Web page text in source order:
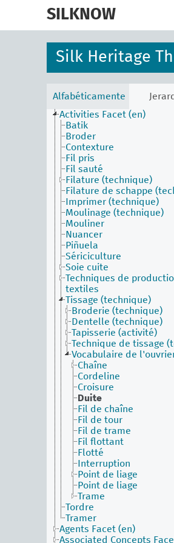
SILKNOW
Silk Heritage
Alfabéticamente
Activities Facet (en)
Batik
Broder
Contexture
Fil pris
Fil sauté
Filature (technique)
Filature de schappe
Imprimer (technique)
Moulinage (technique)
Mouliner
Nuancer
Piñuela
Sériciculture
Soie cuite
Techniques de
textiles
Tissage (technique)
Broderie (technique)
Dentelle (technique)
Tapisserie (activité)
Technique de tissage
Vocabulaire de
Chaîne
Cordeline
Croisure
Duite
Fil de chaîne
Fil de tour
Fil de trame
Fil flottant
Flotté
Interruption
Point de liage
Point de liage
Trame
Tordre
Tramer
Agents Facet (en)
Associated Concepts